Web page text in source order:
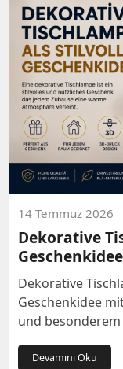
14 Temmuz 2026
Dekorative
Dekorative
Geschenkidee
und
Devamını Oku